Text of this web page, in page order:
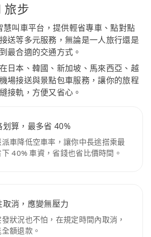
步
叫車平台，提供輕省專車、點對點
送等多元服務，無論是一人旅行還是
最合適的交通方式。
日本、韓國、新加坡、馬來西亞、越
場接送與景點包車服務，讓你的旅程
接軌，方便又省心。
划算，最多省 40%
車降低空車率，讓你中長途搭乘最
下 40% 車資，省錢也省比價時間。
取消，應變無壓力
發狀況也不怕，在規定時間內取消，
額退款。